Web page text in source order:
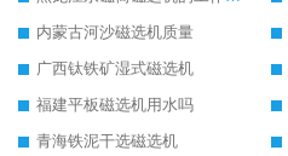
内蒙古河沙磁选机质量
广西钛铁矿湿式磁选机
福建平板磁选机用水吗
青海铁泥干选磁选机